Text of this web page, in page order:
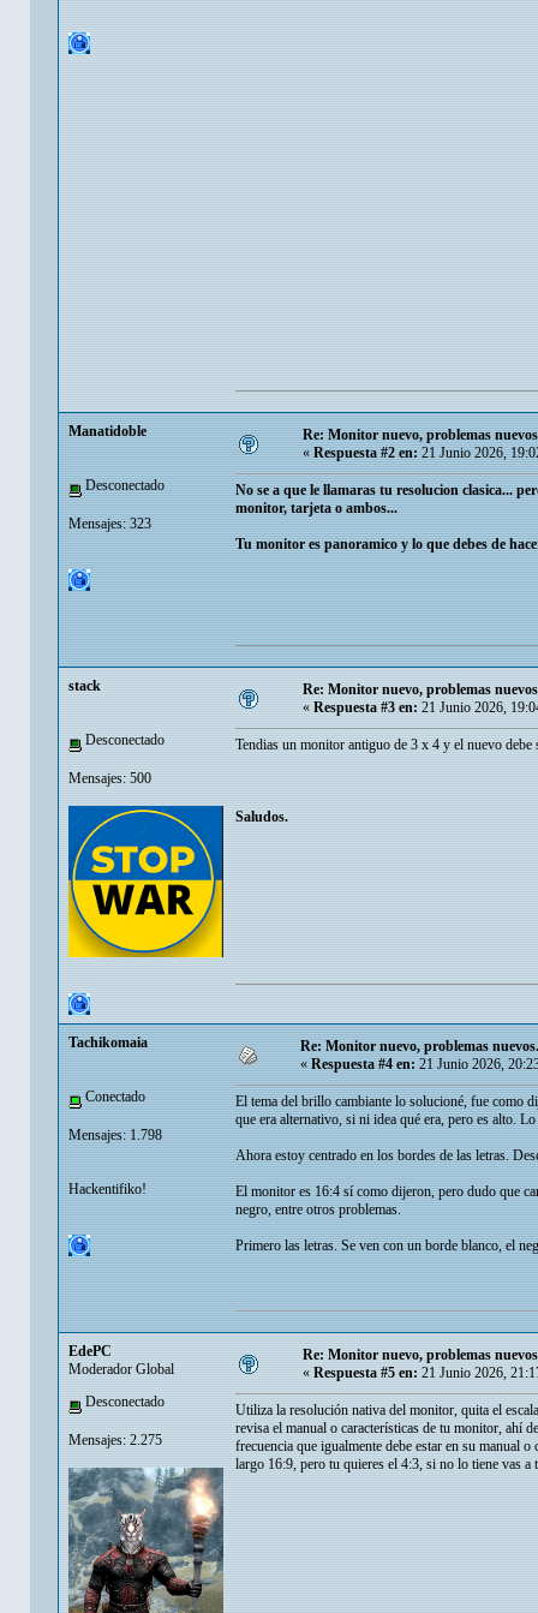
Manatidoble
Desconectado
Mensajes: 323
Re: Monitor nuevo, problemas
«Respuesta #2 en:21 Junio 2026,
No se a que le llamaras tu resolucion clasica...
monitor, tarjeta o ambos...
Tu monitor es panoramico y lo que debes de
stack
Desconectado
Mensajes: 500
Re: Monitor nuevo, problemas
« Respuesta #3 en: 21 Junio 2026,
Tendias un monitor antiguo de 3 x 4 y el nuevo
Saludos.
Tachikomaia
Conectado
Mensajes: 1.798
Hackentifiko!
Re: Monitor nuevo, problemas nuevos.
«Respuesta #4 en:21 Junio 2026,
El tema del brillo cambiante lo solucioné, fue como
que era alternativo, si ni idea qué era, pero es alto.
Ahora estoy centrado en los bordes de las letras.
El monitor es 16:4 sí como dijeron, pero dudo que
negro, entre otros problemas.
Primero las letras. Se ven con un borde blanco, el
EdePC
Moderador Global
Desconectado
Mensajes: 2.275
Re: Monitor nuevo, problemas
« Respuesta #5 en: 21 Junio 2026,
Utiliza la resolución nativa del monitor, quita el
revisa el manual o características de tu monitor, ahí
frecuencia que igualmente debe estar en su manual
largo 16:9, pero tu quieres el 4:3, si no lo tiene vas a